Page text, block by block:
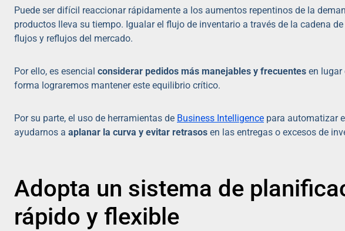
Puede ser difícil reaccionar rápidamente a los aumentos repentinos de la
productos lleva su tiempo. Igualar el flujo de inventario a través de la cadena
flujos y reflujos del mercado.
Por ello, es esencial considerar pedidos más manejables y frecuentes en lugar
forma lograremos mantener este equilibrio crítico.
Por su parte, el uso de herramientas de Business Intelligence para automatizar
ayudarnos a aplanar la curva y evitar retrasos en las entregas o excesos de
Adopta un sistema de
rápido y flexible